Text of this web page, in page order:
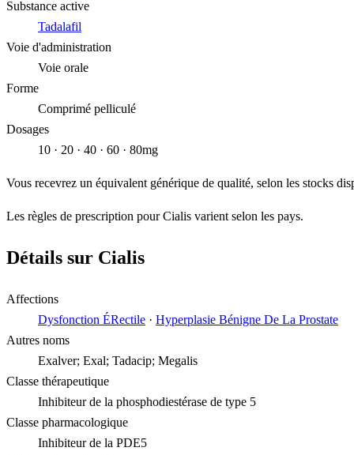
Substance active
Tadalafil
Voie d'administration
Voie orale
Forme
Comprimé pelliculé
Dosages
10 · 20 · 40 · 60 · 80mg
Vous recevrez un équivalent générique de qualité, selon les stocks
Les règles de prescription pour Cialis varient selon les pays.
Détails sur Cialis
Affections
Dysfonction ÉRectile · Hyperplasie Bénigne De La Prostate
Autres noms
Exalver; Exal; Tadacip; Megalis
Classe thérapeutique
Inhibiteur de la phosphodiestérase de type 5
Classe pharmacologique
Inhibiteur de la PDE5